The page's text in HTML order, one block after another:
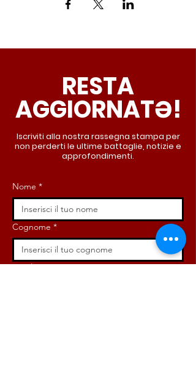
RESTA
AGGIORNATƏ!
Iscriviti alla nostra rassegna stampa per
non perderti le ultime battaglie, notizie e
approfondimenti.
Nome *
Cognome *
Email *